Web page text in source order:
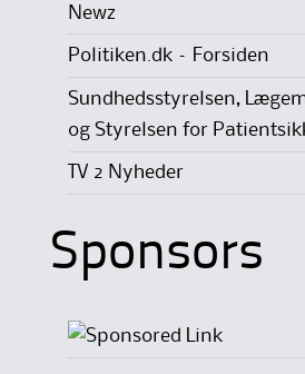
Newz
Politiken.dk – Forsiden
Sundhedsstyrelsen,
og Styrelsen for
TV 2 Nyheder
Sponsors